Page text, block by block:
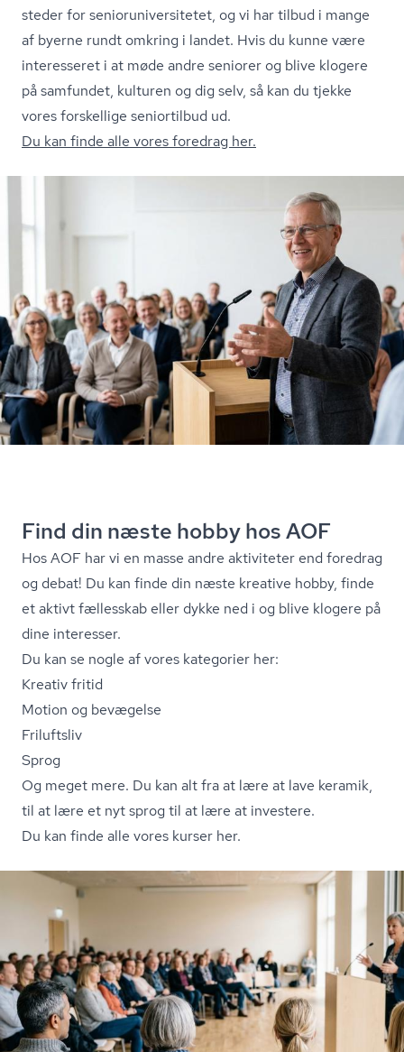
steder for se­ni­o­ru­ni­ver­si­te­tet, og vi har tilbud i mange
af byerne rundt omkring i landet. Hvis du kunne være
interesseret i at møde andre seniorer og blive klogere
på samfundet, kulturen og dig selv, så kan du tjekke
vores forskellige seniortilbud ud.
Du kan finde alle vores foredrag her.
Find din næste hobby hos AOF
Hos AOF har vi en masse andre aktiviteter end foredrag
og debat! Du kan finde din næste kreative hobby, finde
et aktivt fællesskab eller dykke ned i og blive klogere på
dine interesser.
Du kan se nogle af vores kategorier her:
Kreativ fritid
Motion og bevægelse
Friluftsliv
Sprog
Og meget mere. Du kan alt fra at lære at lave keramik,
til at lære et nyt sprog til at lære at investere.
Du kan finde alle vores kurser her.